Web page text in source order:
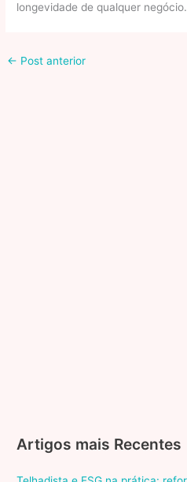
longevidade de qualquer negócio.
← Post anterior
Artigos mais Recentes